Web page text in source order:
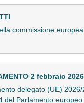
commissione
2 febbraio
delegato (UE)
del Parlamento